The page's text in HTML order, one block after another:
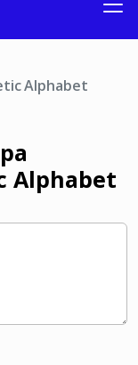
Alphabet
Alphabet